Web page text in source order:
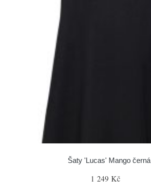
Šaty 'Lucas' Mango černá
1 249 Kč